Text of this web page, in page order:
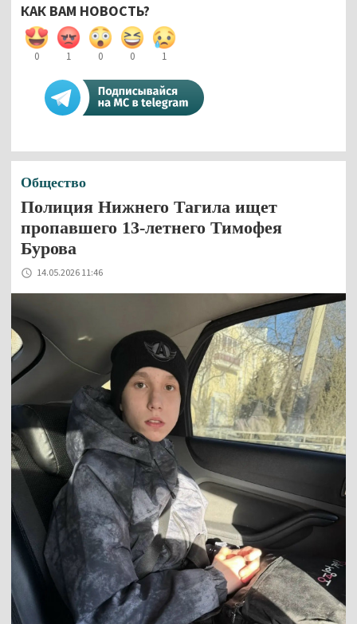
КАК ВАМ НОВОСТЬ?
0 1 0 0 1
Общество
Полиция Нижнего Тагила ищет
пропавшего 13-летнего Тимофея
Бурова
14.05.2026 11:46